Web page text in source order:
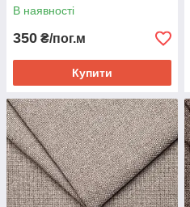
В наявності
350 ₴/пог.м
Купити